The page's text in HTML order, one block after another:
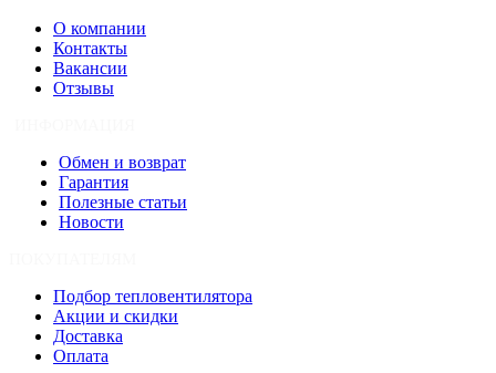
О компании
Контакты
Вакансии
Отзывы
Обмен и возврат
Гарантия
Полезные статьи
Новости
Подбор тепловентилятора
Акции и скидки
Доставка
Оплата